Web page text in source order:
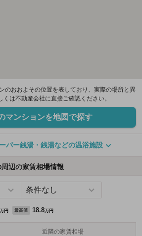
のおおよその位置を表しており、実際の場所と異
は不動産会社に直接ご確認ください。
マンションを地図で探す
パー銭湯・銭湯などの温浴施設
辺の家賃相場情報
万円 最高値 18.8万円
近隣の家賃相場